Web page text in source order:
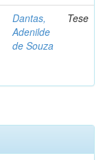
Dantas,
Adenilde
de Souza
Tese